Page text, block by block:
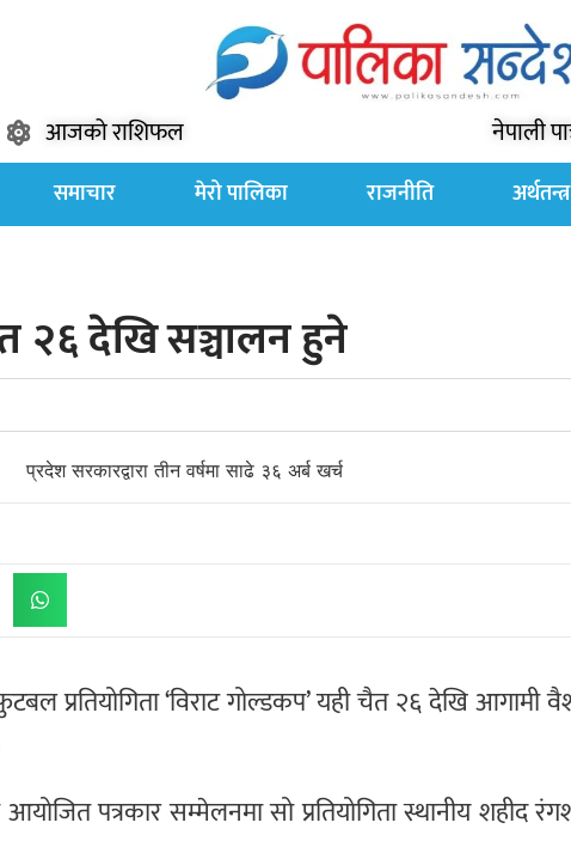
आजको राशिफल नेपाली
समाचार मेरो पालिका राजनीति अर्थतन्त्र
२६ देखि सञ्चालन हुने
प्रतियोगिता ‘विराट गोल्डकप’ यही चैत २६ देखि आगामी
आयोजित पत्रकार सम्मेलनमा सो प्रतियोगिता स्थानीय शहीद